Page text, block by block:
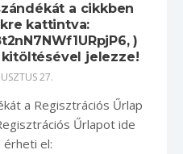
a cikkben
kattintva:
)
kitöltésével jelezze!
27.
a Regisztrációs Űrlap
Űrlapot ide
el: